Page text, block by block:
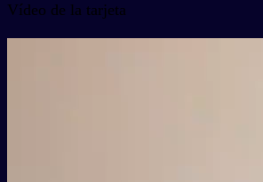
Vídeo de la tarjeta